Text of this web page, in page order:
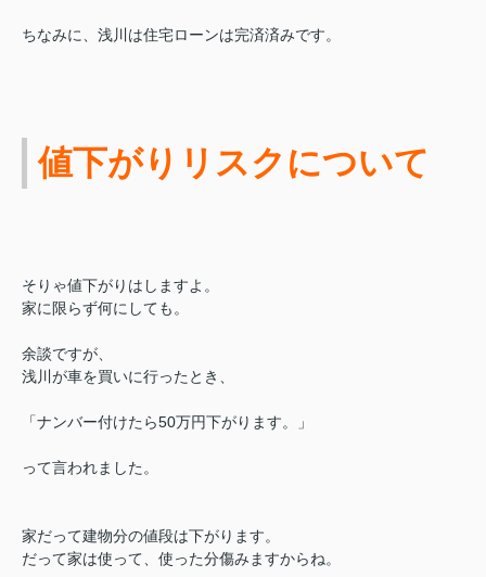
ちなみに、浅川は住宅ローンは完済済みです。
値下がりリスクについて
そりゃ値下がりはしますよ。
家に限らず何にしても。
余談ですが、
浅川が車を買いに行ったとき、
「ナンバー付けたら50万円下がります。」
って言われました。
家だって建物分の値段は下がります。
だって家は使って、使った分傷みますからね。